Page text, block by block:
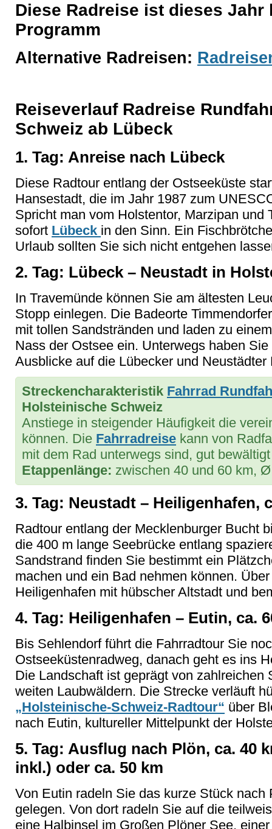
Diese Radreise ist dieses
Programm
Alternative Radreisen:
Reiseverlauf Radreise
Schweiz ab Lübeck
1. Tag: Anreise nach Lübeck
Diese Radtour entlang der Ostseeküste
Hansestadt, die im Jahr 1987 zum
Spricht man vom Holstentor, Marzipan und
sofort Lübeck in den Sinn. Ein
Urlaub sollten Sie sich nicht entgehen
2. Tag: Lübeck – Neustadt in
In Travemünde können Sie am ältesten
Stopp einlegen. Die Badeorte
mit tollen Sandstränden und laden zu
Nass der Ostsee ein. Unterwegs haben
Ausblicke auf die Lübecker und Neustädter
Streckencharakteristik Fahrrad
Holsteinische Schweiz
Anstiege in steigender Häufigkeit die
können. Die Fahrradreise kann von
mit dem Rad unterwegs sind, gut
Etappenlänge: zwischen 40 und 60 km,
3. Tag: Neustadt – Heiligenhafen,
Radtour entlang der Mecklenburger Bucht
die 400 m lange Seebrücke entlang
Sandstrand finden Sie bestimmt ein
machen und ein Bad nehmen können.
Heiligenhafen mit hübscher Altstadt und
4. Tag: Heiligenhafen – Eutin, ca.
Bis Sehlendorf führt die Fahrradtour Sie
Ostseeküstenradweg, danach geht es ins
Die Landschaft ist geprägt von zahlreichen
weiten Laubwäldern. Die Strecke verläuft
„Holsteinische-Schweiz-Radtour“ über
nach Eutin, kultureller Mittelpunkt der
5. Tag: Ausflug nach Plön, ca. 40
inkl.) oder ca. 50 km
Von Eutin radeln Sie das kurze Stück
gelegen. Von dort radeln Sie auf die
eine Halbinsel im Großen Plöner See,